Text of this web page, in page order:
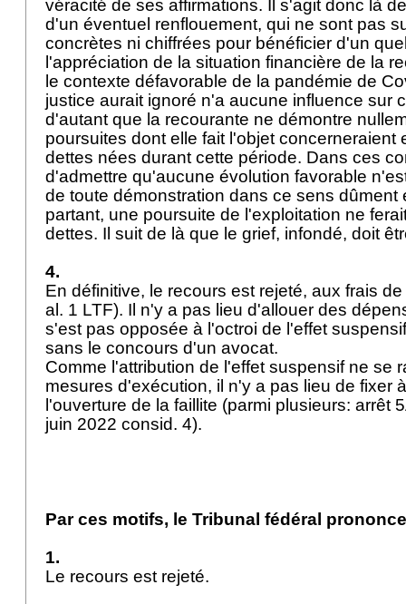
véracité de ses affirmations. Il s'agit donc là
d'un éventuel renflouement, qui ne sont pas
concrètes ni chiffrées pour bénéficier d'un
l'appréciation de la situation financière de la
le contexte défavorable de la pandémie de
justice aurait ignoré n'a aucune influence sur
d'autant que la recourante ne démontre
poursuites dont elle fait l'objet concerneraient
dettes nées durant cette période. Dans ces
d'admettre qu'aucune évolution favorable
de toute démonstration dans ce sens dûment
partant, une poursuite de l'exploitation ne
dettes. Il suit de là que le grief, infondé, doit
4.
En définitive, le recours est rejeté, aux frais
al. 1 LTF). Il n'y a pas lieu d'allouer des
s'est pas opposée à l'octroi de l'effet
sans le concours d'un avocat.
Comme l'attribution de l'effet suspensif ne se
mesures d'exécution, il n'y a pas lieu de fixer
l'ouverture de la faillite (parmi plusieurs: arrêt
juin 2022 consid. 4).
Par ces motifs, le Tribunal fédéral
1.
Le recours est rejeté.